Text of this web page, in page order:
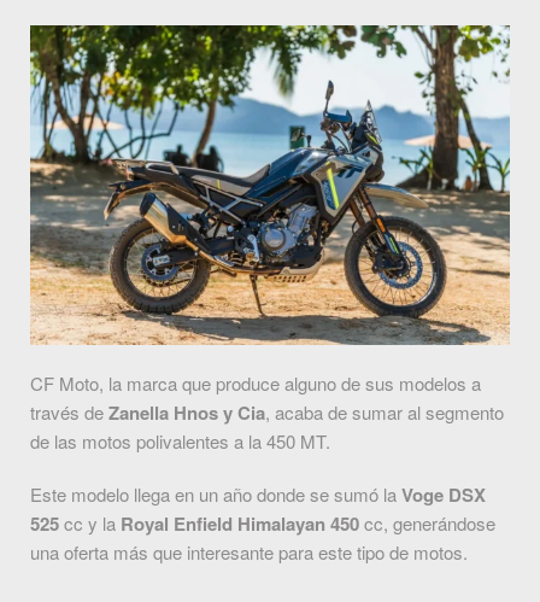
CF Moto, la marca que produce alguno de sus modelos a
través deZanella Hnos y Cia, acaba de sumar al segmento
de las motos polivalentes a la 450 MT.
Este modelo llega en un año donde se sumó laVoge DSX
525cc y la Royal Enfield Himalayan 450cc, generándose
una oferta más que interesante para este tipo de motos.